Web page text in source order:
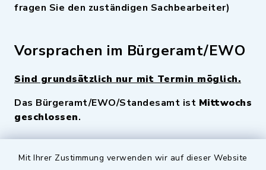
Mit Ihrer Zustimmung verwenden wir auf dieser Website
fragen Sie den zuständigen Sachbearbeiter)
Vorsprachen im Bürgeramt/EWO
Sind grundsätzlich nur mit Termin möglich.
Das Bürgeramt/EWO/Standesamt ist Mittwochs
geschlossen.
Quicklinks